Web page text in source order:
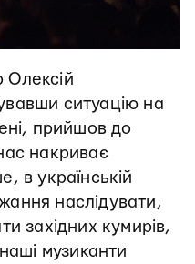
Олексій
ситуацію на
прийшов до
накриває
в українській
наслідувати,
західних кумирів,
музиканти